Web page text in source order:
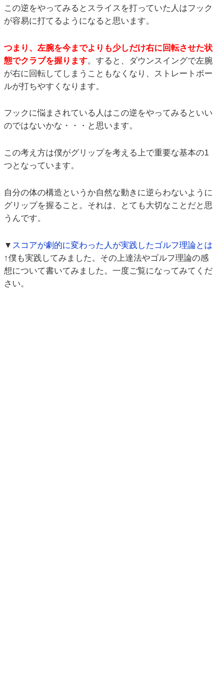
この逆をやってみるとスライスを打っていた人はフック
が容易に打てるようになると思います。
つまり、左腕を今までよりも少しだけ右に回転させた状
態でクラブを握ります。すると、ダウンスイングで左腕
が右に回転してしまうこともなくなり、ストレートボー
ルが打ちやすくなります。
フックに悩まされている人はこの逆をやってみるといい
のではないかな・・・と思います。
この考え方は僕がグリップを考える上で重要な基本の1
つとなっています。
自分の体の構造というか自然な動きに逆らわないように
グリップを握ること。それは、とても大切なことだと思
うんです。
▼ スコアが劇的に変わった人が実践したゴルフ理論とは
↑僕も実践してみました。その上達法やゴルフ理論の感
想について書いてみました。一度ご覧になってみてくだ
さい。